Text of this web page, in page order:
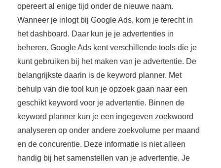
opereert al enige tijd onder de nieuwe naam.
Wanneer je inlogt bij Google Ads, kom je terecht in
het dashboard. Daar kun je je advertenties in
beheren. Google Ads kent verschillende tools die je
kunt gebruiken bij het maken van je advertentie. De
belangrijkste daarin is de keyword planner. Met
behulp van die tool kun je opzoek gaan naar een
geschikt keyword voor je advertentie. Binnen de
keyword planner kun je een ingegeven zoekwoord
analyseren op onder andere zoekvolume per maand
en de concurentie. Deze informatie is niet alleen
handig bij het samenstellen van je advertentie. Je
de
Hierdoor
website-
van